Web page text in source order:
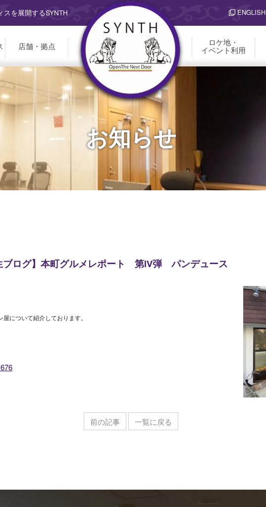
を展開するSYNTH ENGLISH
店舗・拠点 ロケ地・
イベント利用
お知らせ
ブログ】本町グルメレポート 第Ⅳ弾 パンデュース
について紹介しております。
前の記事 一覧に戻る